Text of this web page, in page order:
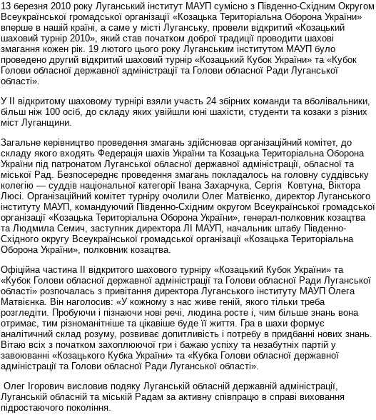
13 березня 2010 року Луганський інститут МАУП сумісно з Південно-Східним Округом
Всеукраїнської громадської організації «Козацька Територіальна Оборона України»
вперше в нашій країні, а саме у місті Луганську, провели відкритий «Козацький
шаховий турнір 2010», який став початком доброї традиції проводити шахові
змагання кожен рік. 19 лютого цього року Луганським інститутом МАУП було
проведено другий відкритий шаховий турнір «Козацький Кубок України» та «Кубок
Голови обласної державної адміністрації та Голови обласної Ради Луганської
області».
У II відкритому шаховому турнірі взяли участь 24 збірних команди та вболівальники,
більш ніж 100 осіб, до складу яких увійшли юні шахісти, студенти та козаки з різних
міст Луганщини.
Загальне керівництво проведення змагань здій­снював організаційний комітет, до
складу якого входять Федерація шахів України та Козацька Територіальна Оборона
України під патронатом Луганської обласної державної адміністрації, обласної та
міської Рад. Безпосереднє проведення змагань покладалось на головну суддівську
колегію — суддів національної категорії Івана Захарчука, Сергія Ковтуна, Віктора
Люсі. Організаційний комітет турніру очолили Олег Матвієнко, директор Луганського
інституту МАУП, командуючий Південно-Східним округом Всеукраїнської громадської
організації «Козацька Територіальна Оборона України», генерал-полковник козацтва
та Людмила Семич, заступник директора ЛІ МАУП, начальник штабу Південно-
Східного округу Всеукраїнської громадської організації «Козацька Територіальна
Оборона України», полковник козацтва.
Офіційна частина II відкритого шахового турніру «Козацький Кубок України» та
«Кубок Голови обласної державної адміністрації та Голови обласної Ради Луганської
області» розпочалась з привітання директора Луганського інституту МАУП Олега
Матвієнка. Він наголосив: «У кожному з нас живе геній, якого тільки треба
розгледіти. Пробуючи і пізнаючи нові речі, людина росте і, чим більше знань вона
отримає, тим різноманітніше та цікавіше буде її життя. Гра в шахи формує
аналітичний склад розуму, розвиває допитливість і потребу в придбанні нових знань.
Вітаю всіх з початком захоплюючої гри і бажаю успіху та незабутніх партій у
завоюванні «Козацького Кубка України» та «Кубка Голови обласної державної
адміністрації та Голови обласної Ради Луганської області».
Олег Ігорович висловив подяку Луганській обласній державній адміністрації,
Луганській обласній та міській Радам за активну співпрацю в справі виховання
підростаючого покоління.